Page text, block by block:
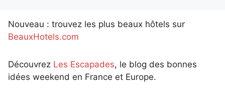
Nouveau : trouvez les plus beaux hôtels sur
BeauxHotels.com
Découvrez Les Escapades, le blog des bonnes
idées weekend en France et Europe.